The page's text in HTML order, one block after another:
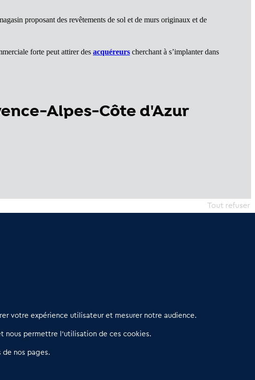
proposant des revêtements de sol et de murs originaux et de
forte peut attirer des acquéreurs cherchant à s’implanter dans
Alpes-Côte d'Azur
Petitscommerces : Un partenariat au service du commerce de
votre expérience utilisateur et mesurer notre audience.
nous permettre l’utilisation de ces cookies.
de nos pages.
Tout refuser